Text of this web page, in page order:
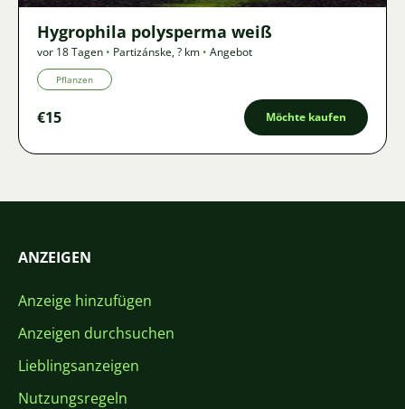
Hygrophila polysperma weiß
vor 18 Tagen • Partizánske,? km • Angebot
Pflanzen
€15 Möchte kaufen
ANZEIGEN
Anzeige hinzufügen
Anzeigen durchsuchen
Lieblingsanzeigen
Nutzungsregeln